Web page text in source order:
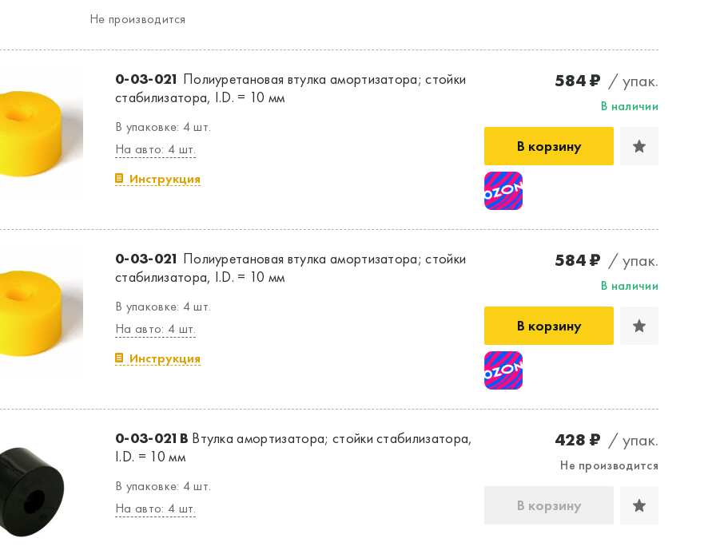
Не производится
0-03-021 Полиуретановая втулка амортизатора; стойки
стабилизатора, I.D. = 10 мм
В упаковке: 4 шт.
На авто: 4 шт.
Инструкция
584 ₽ / упак.
В наличии
В корзину
0-03-021 Полиуретановая втулка амортизатора; стойки
стабилизатора, I.D. = 10 мм
В упаковке: 4 шт.
На авто: 4 шт.
Инструкция
584 ₽ / упак.
В наличии
В корзину
0-03-021B Втулка амортизатора; стойки стабилизатора,
I.D. = 10 мм
В упаковке: 4 шт.
На авто: 4 шт.
428 ₽ / упак.
Не производится
В корзину